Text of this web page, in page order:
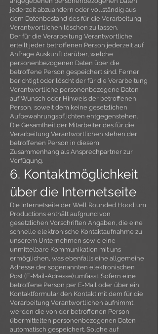
jederzeit abzuändern oder vollständig aus
dem Datenbestand des für die Verarbeitung
Verantwortlichen löschen zu lassen.
Der für die Verarbeitung Verantwortliche
erteilt jeder betroffenen Person jederzeit auf
Anfrage Auskunft darüber, welche
personenbezogenen Daten über die
betroffene Person gespeichert sind. Ferner
berichtigt oder löscht der für die Verarbeitung
Verantwortliche personenbezogene Daten
auf Wunsch oder Hinweis der betroffenen
Person, soweit dem keine gesetzlichen
Aufbewahrungspflichten entgegenstehen.
Die Gesamtheit der Mitarbeiter des für die
Verarbeitung Verantwortlichen stehen der
betroffenen Person in diesem
Zusammenhang als Ansprechpartner zur
Verfügung.
6. Kontaktmöglichkeit
über die Internetseite
Die Internetseite der Well Rounded Hoodlum
Productions enthält aufgrund von
gesetzlichen Vorschriften Angaben, die eine
schnelle elektronische Kontaktaufnahme zu
unserem Unternehmen sowie eine
unmittelbare Kommunikation mit uns
ermöglichen, was ebenfalls eine allgemeine
Adresse der sogenannten elektronischen
Post (E-Mail-Adresse) umfasst. Sofern eine
betroffene Person per E-Mail oder über ein
Kontaktformular den Kontakt mit dem für die
Verarbeitung Verantwortlichen aufnimmt,
werden die von der betroffenen Person
übermittelten personenbezogenen Daten
automatisch gespeichert. Solche auf